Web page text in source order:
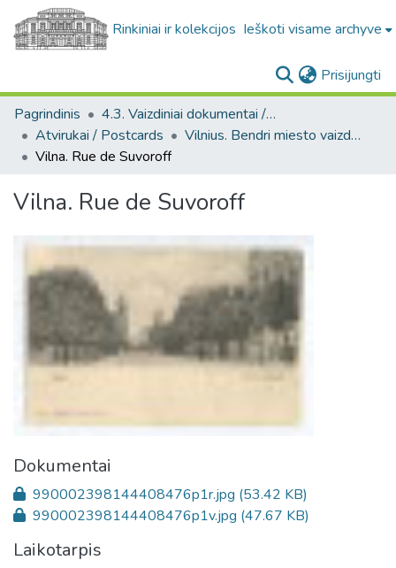
Rinkiniai ir kolekcijos Ieškoti visame archyve
Prisijungti
Pagrindinis
4.3. Vaizdiniai dokumentai / Visual documents
Atvirukai / Postcards
Vilnius. Bendri miesto vaizdai : miesto ir jo apylinkių fotografinių atvirukų rinkinys
Vilna. Rue de Suvoroff
Vilna. Rue de Suvoroff
Dokumentai
990002398144408476p1r.jpg (53.42 KB)
990002398144408476p1v.jpg (47.67 KB)
Laikotarpis